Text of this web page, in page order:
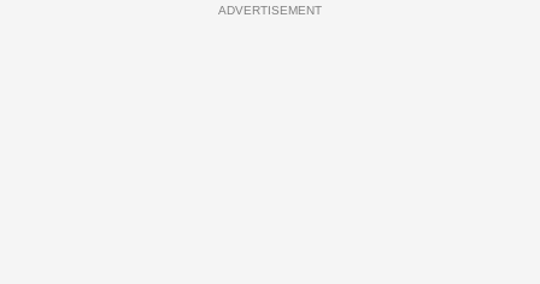
ADVERTISEMENT